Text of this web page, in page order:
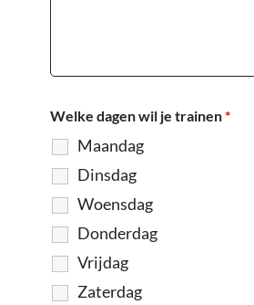
Welke dagen wil je trainen*
Maandag
Dinsdag
Woensdag
Donderdag
Vrijdag
Zaterdag